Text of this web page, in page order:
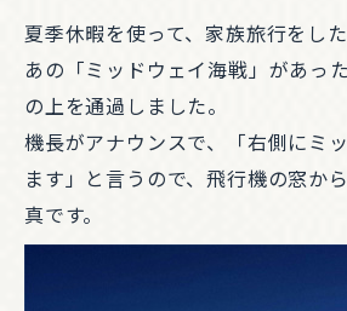
夏季休暇を使って、家族旅行をし
あの「ミッドウェイ海戦」があっ
の上を通過しました。
機長がアナウンスで、「右側にミ
ます」と言うので、飛行機の窓か
真です。